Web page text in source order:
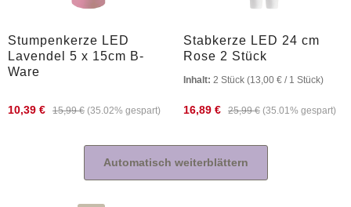
Stumpenkerze LED
Lavendel 5 x 15cm B-
Ware
10,39 € 15,99 € (35.02% gespart)
Stabkerze LED 24 cm
Rose 2 Stück
Inhalt: 2 Stück (13,00 € / 1 Stück)
16,89 € 25,99 € (35.01% gespart)
Automatisch weiterblättern